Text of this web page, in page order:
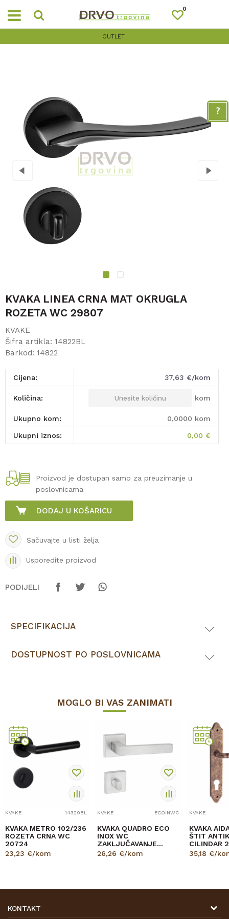
0
OUTLET
1 2
KVAKA LINEA CRNA MAT OKRUGLA
ROZETA WC 29807
KVAKE
Šifra artikla: 14822BL
Barkod: 14822
Cijena: 37,63 €/kom
Količina: kom
Ukupno kom: 0,0000 kom
Ukupni iznos: 0,00 €
Proizvod je dostupan samo za preuzimanje u
poslovnicama
DODAJ U KOŠARICU
Sačuvajte u listi želja
Usporedite proizvod
PODIJELI
SPECIFIKACIJA
DOSTUPNOST PO POSLOVNICAMA
MOGLO BI VAS ZANIMATI
KVAKE 14329BL
KVAKA METRO 102/236
ROZETA CRNA WC
20724
23,23 €/kom
KVAKE ECOINWC
KVAKA QUADRO ECO
INOX WC
ZAKLJUČAVANJE
30556
26,26 €/kom
KVAKE
KVAKA
ŠTIT
CILINDAR
35,18 €/
KONTAKT